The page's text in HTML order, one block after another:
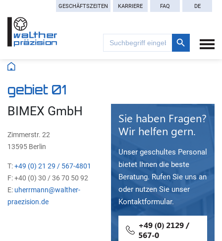
GESCHÄFTSZEITEN KARRIERE FAQ DE
Search
for:
Search Button
gebiet 01
BIMEX GmbH
Zimmerstr. 22
13595 Berlin
T:+49 (0) 21 29 / 567-4801
F: +40 (0) 30 / 36 70 50 92
E: uherrmann@walther-
praezision.de
Sie haben Fragen?
Wir helfen gern.
Unser geschultes Personal
bietet Ihnen die beste
Beratung. Rufen Sie uns an
oder nutzen Sie unser
Kontaktformular.
+49 (0) 2129 /
567-0